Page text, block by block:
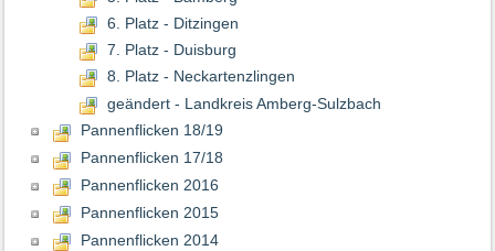
6. Platz - Ditzingen
7. Platz - Duisburg
8. Platz - Neckartenzlingen
geändert - Landkreis Amberg-Sulzbach
Pannenflicken 18/19
Pannenflicken 17/18
Pannenflicken 2016
Pannenflicken 2015
Pannenflicken 2014